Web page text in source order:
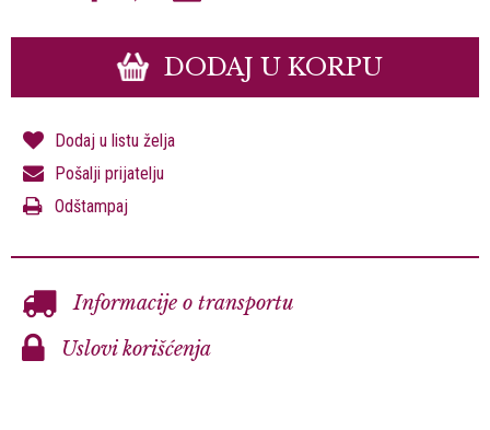
DODAJ U KORPU
Dodaj u listu želja
Pošalji prijatelju
Odštampaj
Informacije o transportu
Uslovi korišćenja